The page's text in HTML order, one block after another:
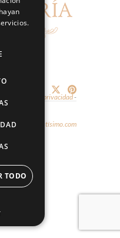
y política de privacidad-
Internetísimo.com
TODO